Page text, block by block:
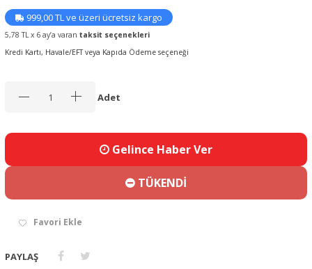
999,00 TL ve üzeri ücretsiz kargo
5,78 TL x 6 ay’a varan taksit seçenekleri
Kredi Kartı, Havale/EFT veya Kapıda Ödeme seçeneği
Adet
Gelince Haber Ver
TÜKENDİ
Favori Ekle
PAYLAŞ